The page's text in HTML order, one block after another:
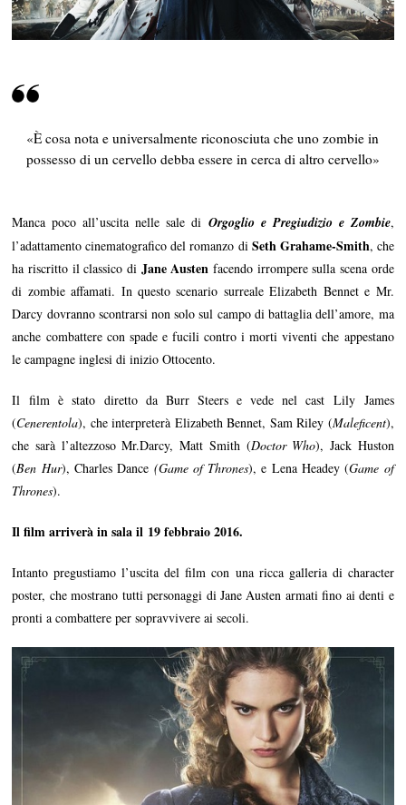
«È cosa nota e universalmente riconosciuta che uno zombie in
possesso di un cervello debba essere in cerca di altro cervello»
Manca poco all’uscita nelle sale di Orgoglio e Pregiudizio e Zombie,
l’adattamento cinematografico del romanzo di Seth Grahame-Smith, che
ha riscritto il classico di Jane Austen facendo irrompere sulla scena orde
di zombie affamati. In questo scenario surreale Elizabeth Bennet e Mr.
Darcy dovranno scontrarsi non solo sul campo di battaglia dell’amore, ma
anche combattere con spade e fucili contro i morti viventi che appestano
le campagne inglesi di inizio Ottocento.
Il film è stato diretto da Burr Steers e vede nel cast Lily James
(Cenerentola), che interpreterà Elizabeth Bennet, Sam Riley (Maleficent),
che sarà l’altezzoso Mr.Darcy, Matt Smith (Doctor Who), Jack Huston
(Ben Hur), Charles Dance (Game of Thrones), e Lena Headey (Game of
Thrones).
Il film arriverà in sala il 19 febbraio 2016.
Intanto pregustiamo l’uscita del film con una ricca galleria di character
poster, che mostrano tutti personaggi di Jane Austen armati fino ai denti e
pronti a combattere per sopravvivere ai secoli.